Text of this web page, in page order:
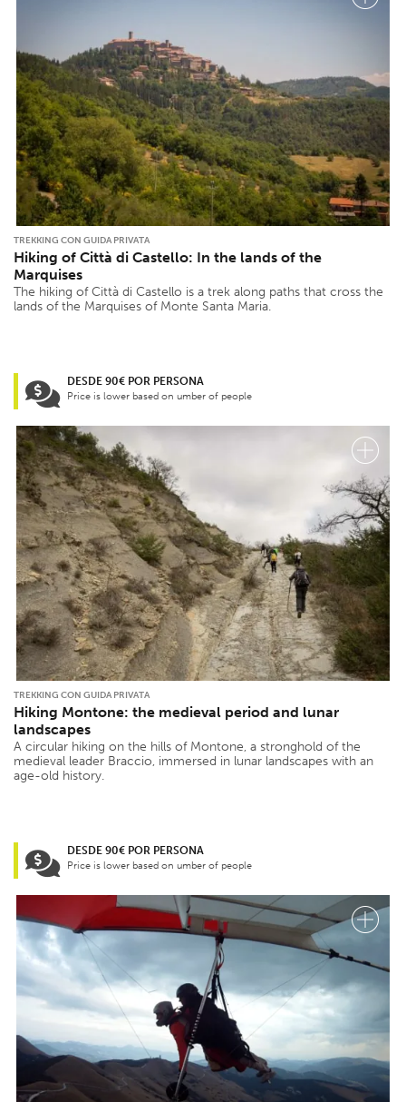
TREKKING CON GUIDA PRIVATA
Hiking of Città di Castello: In the lands of the
Marquises
The hiking of Città di Castello is a trek along paths that cross the
lands of the Marquises of Monte Santa Maria.
DESDE 90€ POR PERSONA
Price is lower based on umber of people
TREKKING CON GUIDA PRIVATA
Hiking Montone: the medieval period and lunar
landscapes
A circular hiking on the hills of Montone, a stronghold of the
medieval leader Braccio, immersed in lunar landscapes with an
age-old history.
DESDE 90€ POR PERSONA
Price is lower based on umber of people